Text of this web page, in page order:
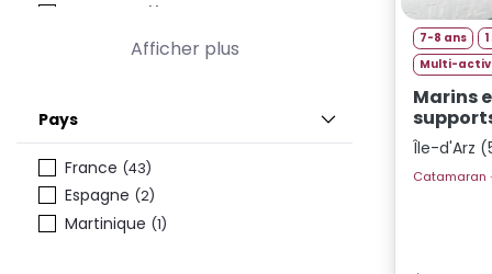
Bordeaux (13)
Le Havre
Marseille
(7)
Afficher plus
Pays
France (43)
Espagne (2)
Martinique (1)
7-8 ans
Multi-
Marins
Île-d'Arz